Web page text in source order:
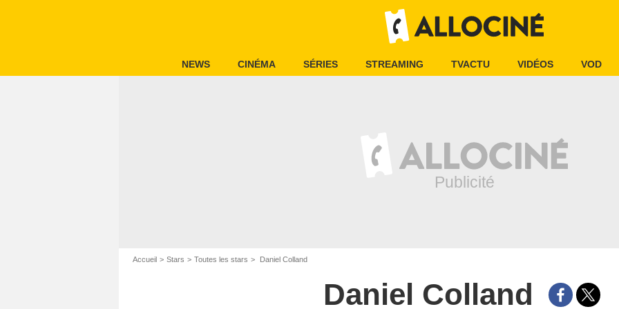
NEWS CINÉMA SÉRIES STREAMING TVACTU VIDÉOS VOD
Accueil Stars Toutes les stars Daniel Colland
Daniel Colland